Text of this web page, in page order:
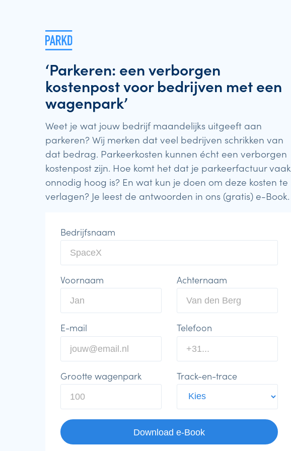
‘Parkeren: een verborgen
kostenpost voor bedrijven met een
wagenpark’
Weet je wat jouw bedrijf maandelijks uitgeeft aan
parkeren? Wij merken dat veel bedrijven schrikken van
dat bedrag. Parkeerkosten kunnen écht een verborgen
kostenpost zijn. Hoe komt het dat je parkeerfactuur vaak
onnodig hoog is? En wat kun je doen om deze kosten te
verlagen? Je leest de antwoorden in ons (gratis) e-Book.
Bedrijfsnaam
Voornaam Achternaam
E-mail Telefoon
Grootte wagenpark Track-en-trace